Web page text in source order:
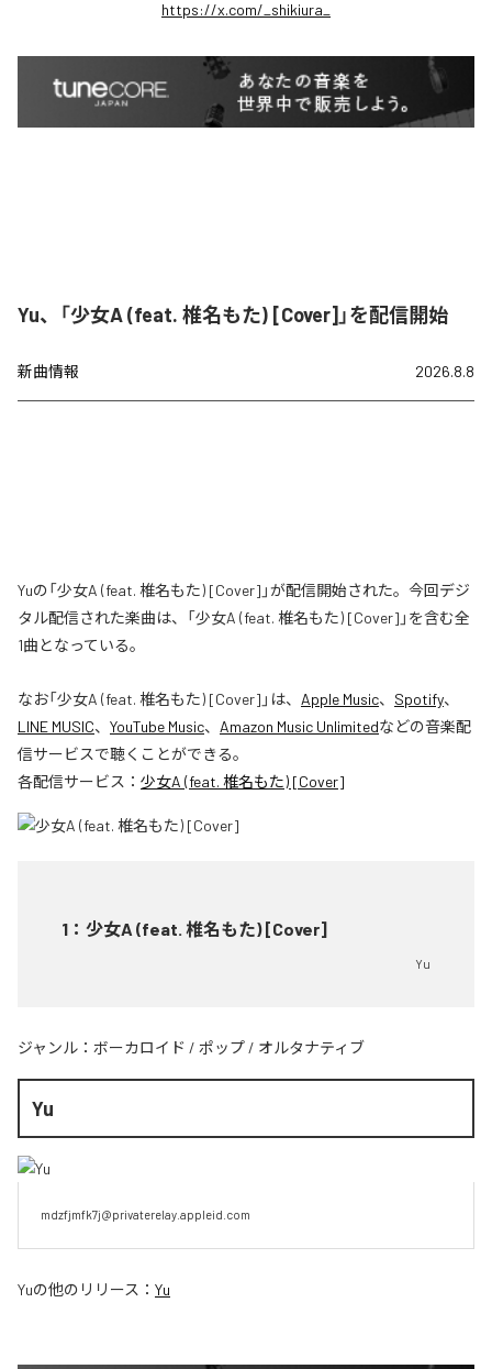
https://x.com/_shikiura_
Yu、「少女A (feat. 椎名もた) [Cover]」を配信開始
新曲情報 2026.8.8
Yuの「少女A (feat. 椎名もた) [Cover]」が配信開始された。今回デジ
タル配信された楽曲は、「少女A (feat. 椎名もた) [Cover]」を含む全
1曲となっている。
なお「少女A (feat. 椎名もた) [Cover] 」は、 Apple Music、 Spotify、
LINE MUSIC、 YouTube Music、 Amazon Music Unlimitedなどの音楽配
信サービスで聴くことができる。
各配信サービス： 少女A (feat. 椎名もた) [Cover]
1 ： 少女A (feat. 椎名もた) [Cover]
Yu
ジャンル： ボーカロイド / ポップ / オルタナティブ
Yu
mdzfjmfk7j@privaterelay.appleid.com
Yuの他のリリース： Yu